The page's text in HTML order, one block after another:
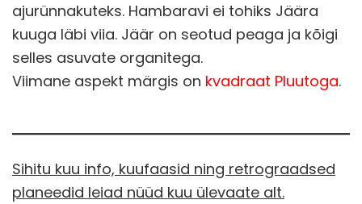
ajurünnakuteks. Hambaravi ei tohiks Jäära
kuuga läbi viia. Jäär on seotud peaga ja kõigi
selles asuvate organitega.
Viimane aspekt märgis on kvadraat Pluutoga.
Sihitu kuu info, kuufaasid ning retrograadsed
planeedid leiad nüüd kuu ülevaate alt.